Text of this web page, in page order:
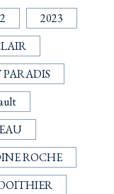
2023
ROCHE